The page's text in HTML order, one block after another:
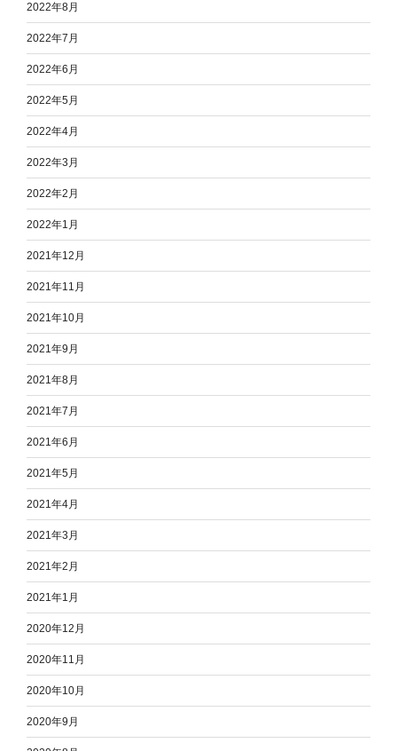
2022年8月
2022年7月
2022年6月
2022年5月
2022年4月
2022年3月
2022年2月
2022年1月
2021年12月
2021年11月
2021年10月
2021年9月
2021年8月
2021年7月
2021年6月
2021年5月
2021年4月
2021年3月
2021年2月
2021年1月
2020年12月
2020年11月
2020年10月
2020年9月